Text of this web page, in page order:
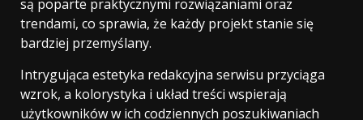
są poparte praktycznymi rozwiązaniami oraz
trendami, co sprawia, że każdy projekt stanie się
bardziej przemyślany.
Intrygująca estetyka redakcyjna serwisu przyciąga
wzrok, a kolorystyka i układ treści wspierają
użytkowników w ich codziennych poszukiwaniach